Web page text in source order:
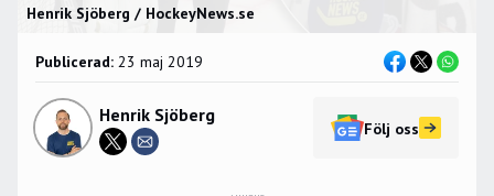
Henrik Sjöberg / HockeyNews.se
Publicerad: 23 maj 2019
Henrik Sjöberg
Följ oss